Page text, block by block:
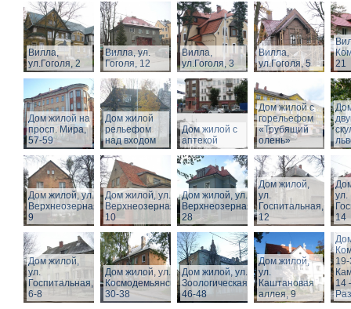
Вилла,
ул.Гоголя, 2
Вилла, ул.
Гоголя, 12
Вилла,
ул.Гоголя, 3
Вилла,
ул.Гоголя, 5
21
Дом жилой на
просп. Мира,
57-59
Дом жилой
рельефом
над входом
Дом жилой с
аптекой
Дом жилой с
горельефом
«Трубящий
олень»
Дом жилой, ул.
Верхнеозерная,
9
Дом жилой, ул.
Верхнеозерная,
10
Дом жилой, ул.
Верхнеозерная,
28
Дом жилой,
ул.
Госпитальная,
12
ул.
14
Дом жилой,
ул.
Госпитальная,
6-8
Дом жилой, ул. З.
Космодемьянской
30-38
Дом жилой, ул.
Зоологическая,
46-48
Дом жилой,
ул.
Каштановая
аллея, 9
14